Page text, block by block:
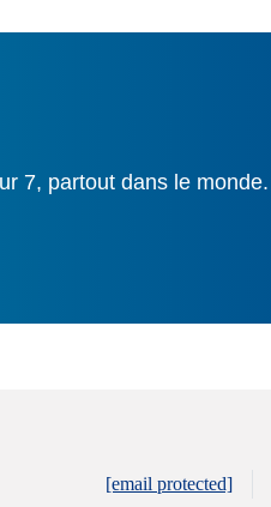
7, partout dans le monde.
[email protected]